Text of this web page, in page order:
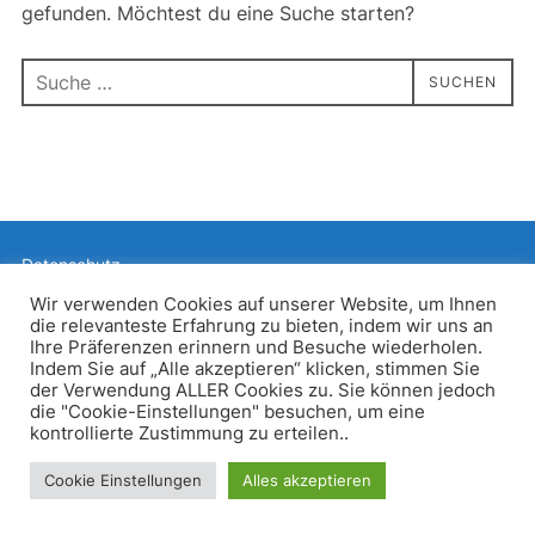
gefunden. Möchtest du eine Suche starten?
Suchen
nach:
SUCHEN
Datenschutz
Inspiro WordPress Theme von WPZOOM
Wir verwenden Cookies auf unserer Website, um Ihnen
die relevanteste Erfahrung zu bieten, indem wir uns an
Ihre Präferenzen erinnern und Besuche wiederholen.
Indem Sie auf „Alle akzeptieren“ klicken, stimmen Sie
der Verwendung ALLER Cookies zu. Sie können jedoch
die "Cookie-Einstellungen" besuchen, um eine
kontrollierte Zustimmung zu erteilen..
Cookie Einstellungen Alles akzeptieren